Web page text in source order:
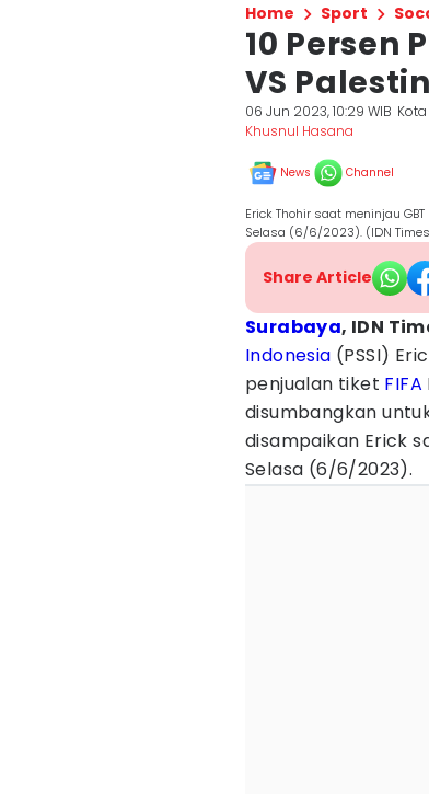
Home Sport
10 Persen
VS
06 Jun 2023, 10:29 WIB
Khusnul Hasana
News Channel
Erick Thohir saat meninjau
Selasa (6/6/2023). (IDN
Share Article
Surabaya, IDN
Indonesia (PSSI)
penjualan tiket FIFA
disumbangkan
disampaikan Erick
Selasa (6/6/2023).